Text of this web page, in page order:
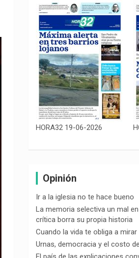
HORA32 19-06-2026
Opinión
Ir a la iglesia no te hace bueno
La memoria selectiva un mal
crítica borra su propia historia
Cuando la vida te obliga a
Urnas, democracia y el costo